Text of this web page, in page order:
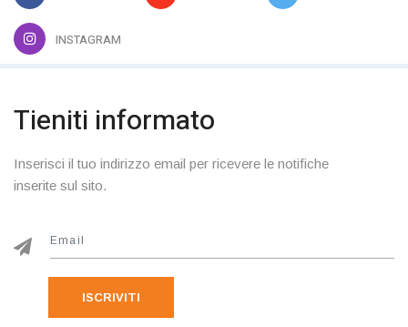
INSTAGRAM
Tieniti informato
Inserisci il tuo indirizzo email per ricevere le notifiche
inserite sul sito.
ISCRIVITI